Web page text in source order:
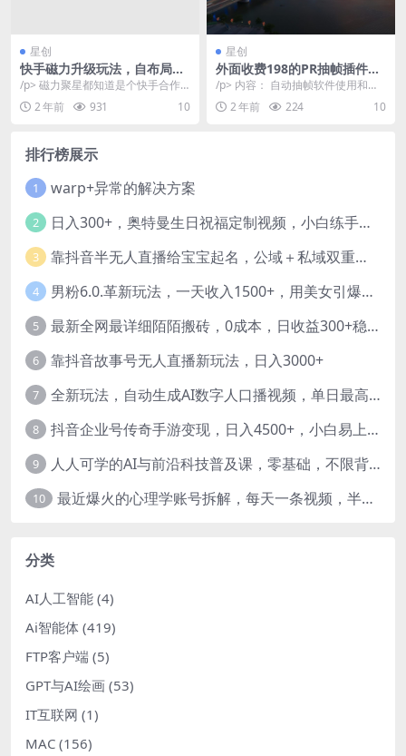
星创
快手磁力升级玩法，自布局撸
收益，单人单日300+，个人工
作室均可操作
/p> 磁力聚星都知道是个快手合作
的鲁金平台，他的变现方式很简
单，就是通过直播或...
2 年前 931 10
星创
外面收费198的PR抽帧插件短
视频去重插件【软件+教程】
/p> 内容： 自动抽帧软件使用和安
装.mp4 PR自动-抽帧软件.zip 五大...
2 年前 224 10
排行榜展示
1 warp+异常的解决方案
2 日入300+，奥特曼生日祝福定制视频，小白练手项目-暖阳网
3 靠抖音半无人直播给宝宝起名，公域＋私域双重变现模式
4 男粉6.0.革新玩法，一天收入1500+，用美女引爆得物APP【揭秘】-暖阳网
5 最新全网最详细陌陌搬砖，0成本，日收益300+稳定收入【揭秘】
6 靠抖音故事号无人直播新玩法，日入3000+
7 全新玩法，自动生成AI数字人口播视频，单日最高3000+，能快速上手!-暖阳网
8 抖音企业号传奇手游变现，日入4500+，小白易上手
9 人人可学的AI与前沿科技普及课，零基础，不限背景通俗易懂，深入浅出-暖阳网
10 最近爆火的心理学账号拆解，每天一条视频，半个小时解决，轻松日入三百+-暖阳网
分类
AI人工智能 (4)
Ai智能体 (419)
FTP客户端 (5)
GPT与AI绘画 (53)
IT互联网 (1)
MAC (156)